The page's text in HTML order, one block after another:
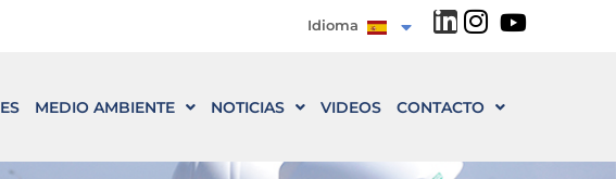
Idioma
MEDIO AMBIENTE NOTICIAS VIDEOS CONTACTO